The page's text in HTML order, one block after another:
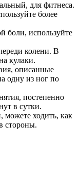
для фитнеса.
более
боли, используйте
колени. В
кулаки.
описанные
одну из ног по
постепенно
в сутки.
можете ходить, как
стороны.